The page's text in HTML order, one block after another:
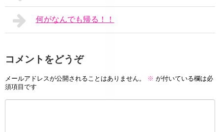
何がなんでも帰る！！
コメントをどうぞ
メールアドレスが公開されることはありません。 ※ が付いている欄は必
須項目です